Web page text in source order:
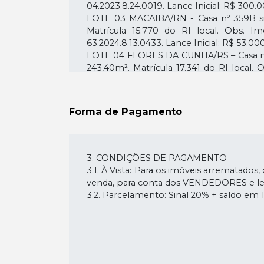
04.2023.8.24.0019. Lance Inicial: R$
LOTE 03 MACAIBA/RN - Casa nº 359B
Matrícula 15.770 do RI local. Obs.
63.2024.8.13.0433. Lance Inicial: R$
LOTE 04 FLORES DA CUNHA/RS –
243,40m². Matrícula 17.341 do RI
80.2023.8.21.0010. Lance Inicial: R$
processo de nº 0835120-
LOTE 07 FEIRA DE SANTANA/BA -
77.922 do RI local. Obs. Imóvel
LOTE 08 TUPÃSSI/PR - Terreno S/N,
Forma de Pagamento
3. CONDIÇÕES DE PAGAMENTO
3.1. À Vista: Para os imóveis
venda, para conta dos VENDEDORES e
3.2. Parcelamento: Sinal 20% + saldo em